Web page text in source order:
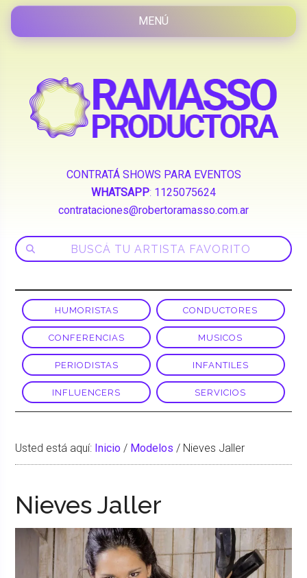
CONTRATÁ SHOWS PARA EVENTOS
WHATSAPP: 1125075624
contrataciones@robertoramasso.com.ar
HUMORISTAS CONDUCTORES
CONFERENCIAS MUSICOS
PERIODISTAS INFANTILES
INFLUENCERS SERVICIOS
Usted está aquí: Inicio / Modelos / Nieves Jaller
Nieves Jaller